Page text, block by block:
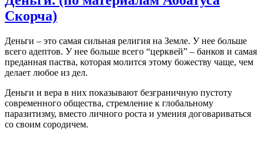
Скорча)
Деньги – это самая сильная религия на Земле. У нее больше
всего адептов. У нее больше всего “церквей” – банков и самая
преданная паства, которая молится этому божеству чаще, чем
делает любое из дел.
Деньги и вера в них показывают безграничную пустоту
современного общества, стремление к глобальному
паразитизму, вместо личного роста и умения договариваться
со своим сородичем.